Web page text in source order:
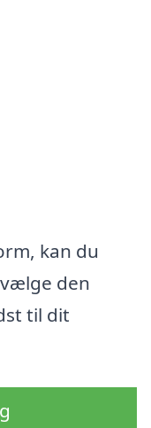
kan du
den
til dit